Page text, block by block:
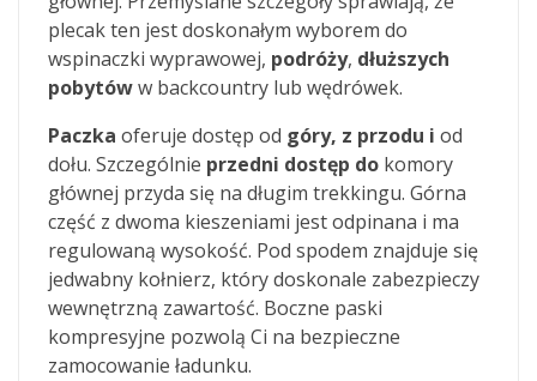
plecak ten jest doskonałym wyborem do
wspinaczki wyprawowej, podróży, dłuższych
pobytóww backcountry lub wędrówek.
Paczka oferuje dostęp od góry, z przodu i od
dołu. Szczególnie przedni dostęp do komory
głównej przyda się na długim trekkingu. Górna
część z dwoma kieszeniami jest odpinana i ma
regulowaną wysokość. Pod spodem znajduje się
jedwabny kołnierz, który doskonale zabezpieczy
wewnętrzną zawartość. Boczne paski
kompresyjne pozwolą Ci na bezpieczne
zamocowanie ładunku.